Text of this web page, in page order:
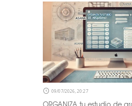
09/07/2026, 20:27